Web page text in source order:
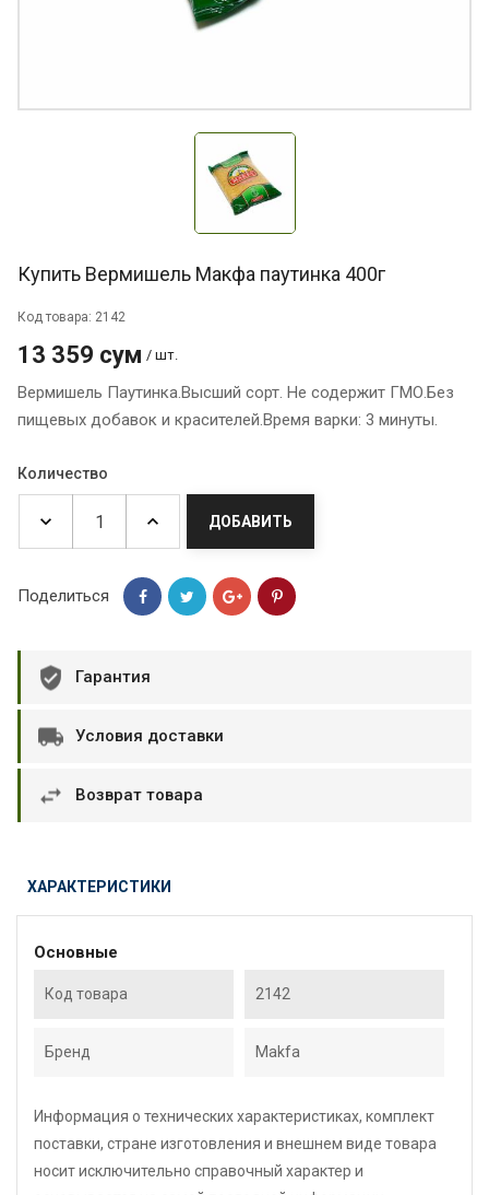
Купить Вермишель Макфа паутинка 400г
Код товара: 2142
13 359 сум / шт.
Вермишель Паутинка.Высший сорт. Не содержит ГМО.Без
пищевых добавок и красителей.Время варки: 3 минуты.
Количество
ДОБАВИТЬ
Поделиться
Гарантия
Условия доставки
Возврат товара
ХАРАКТЕРИСТИКИ
Основные
Код товара 2142
Бренд Makfa
Информация о технических характеристиках, комплект
поставки, стране изготовления и внешнем виде товара
носит исключительно справочный характер и